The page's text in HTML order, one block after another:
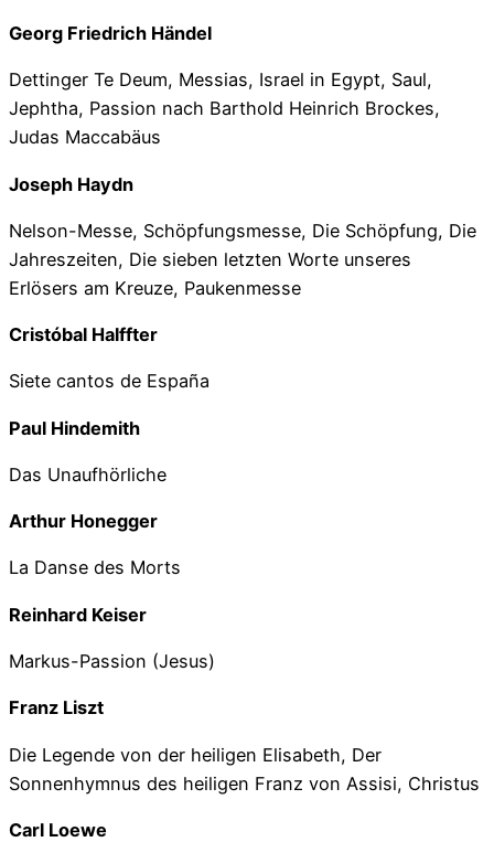
Georg Friedrich Händel
Dettinger Te Deum, Messias, Israel in Egypt, Saul,
Jephtha, Passion nach Barthold Heinrich Brockes,
Judas Maccabäus
Joseph Haydn
Nelson-Messe, Schöpfungsmesse, Die Schöpfung, Die
Jahreszeiten, Die sieben letzten Worte unseres
Erlösers am Kreuze, Paukenmesse
Cristóbal Halffter
Siete cantos de España
Paul Hindemith
Das Unaufhörliche
Arthur Honegger
La Danse des Morts
Reinhard Keiser
Markus-Passion (Jesus)
Franz Liszt
Die Legende von der heiligen Elisabeth, Der
Sonnenhymnus des heiligen Franz von Assisi, Christus
Carl Loewe